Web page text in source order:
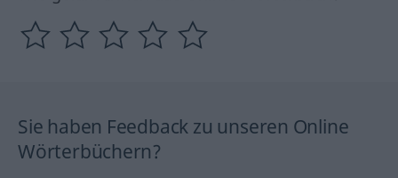
Sie haben Feedback zu unseren Online
Wörterbüchern?